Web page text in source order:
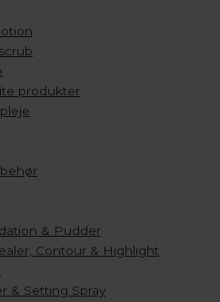
produkter
& Pudder
Contour & Highlight
& Setting Spray